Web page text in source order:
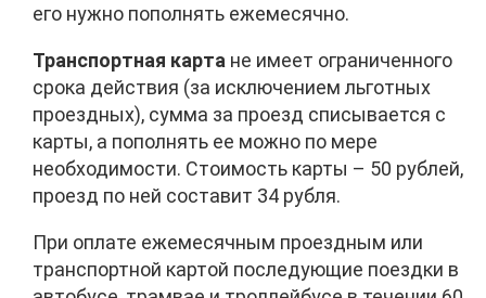
его нужно пополнять ежемесячно.
Транспортная карта не имеет ограниченного
срока действия (за исключением льготных
проездных), сумма за проезд списывается с
карты, а пополнять ее можно по мере
необходимости. Стоимость карты – 50 рублей,
проезд по ней составит 34 рубля.
При оплате ежемесячным проездным или
транспортной картой последующие поездки в